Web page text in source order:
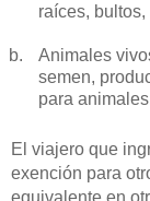
raíces,
Animales
semen,
para
El viajero que
exención para
equivalente en